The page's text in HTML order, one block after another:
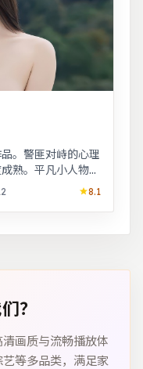
。警匪对峙的心理
熟。平凡小人物在
我和解。
8.1
？
画质与流畅播放体
等多品类，满足家